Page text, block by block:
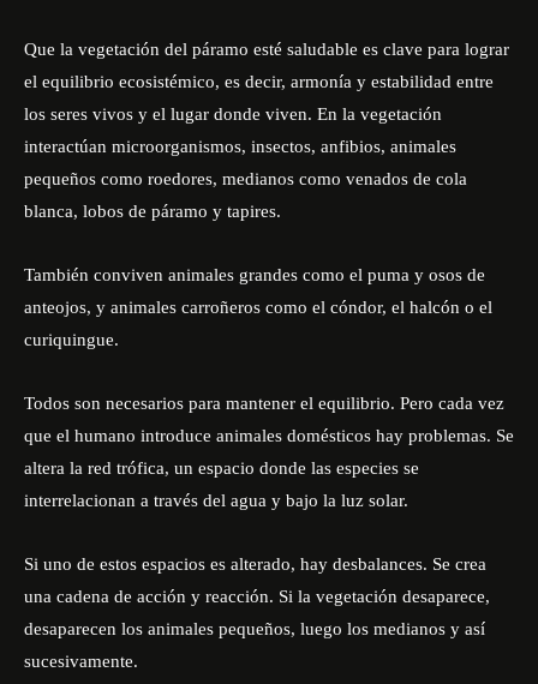
Que la vegetación del páramo esté saludable es clave para lograr
el equilibrio ecosistémico, es decir, armonía y estabilidad entre
los seres vivos y el lugar donde viven. En la vegetación
interactúan microorganismos, insectos, anfibios, animales
pequeños como roedores, medianos como venados de cola
blanca, lobos de páramo y tapires.
También conviven animales grandes como el puma y osos de
anteojos, y animales carroñeros como el cóndor, el halcón o el
curiquingue.
Todos son necesarios para mantener el equilibrio. Pero cada vez
que el humano introduce animales domésticos hay problemas. Se
altera la red trófica, un espacio donde las especies se
interrelacionan a través del agua y bajo la luz solar.
Si uno de estos espacios es alterado, hay desbalances. Se crea
una cadena de acción y reacción. Si la vegetación desaparece,
desaparecen los animales pequeños, luego los medianos y así
sucesivamente.